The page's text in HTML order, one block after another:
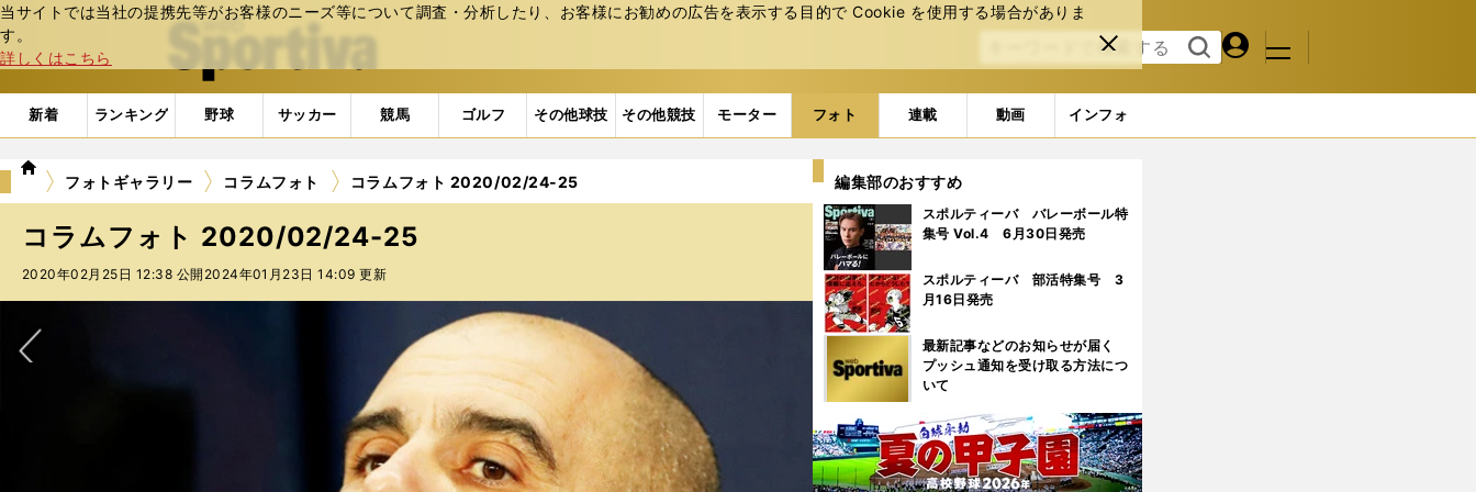
当サイトでは当社の提携先等がお客様のニーズ等について調査・分析したり、お客様にお勧めの広告を表⽰する⽬的で Cookie を使⽤する場合がありま
す。
詳しくはこちら
閉じ
る
web Sportiva (webスポルティーバ)
検索
る
マイペ
ジ
メニュ
新着 ランキング 野球 サッカー 競馬 ゴルフ その他球技 その他競技 モーター フォト 連載 動画 インフォ
we
ポ
ー
バ
フォトギャラリー コラムフォト コラムフォト 2020/02/24-25
コラムフォト 2020/02/24-25
2020年02月25日 12:38 公開 2024年01月23日 14:09 更新
編集部のおすすめ
スポルティーバ バレーボール特
集号 Vol.4 6月30日発売
スポルティーバ 部活特集号 3
月16日発売
最新記事などのお知らせが届く
プッシュ通知を受け取る方法につ
いて